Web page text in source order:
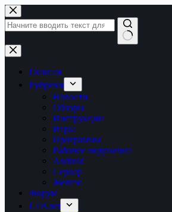
Перейти
к
сути
Ничего
не
найденоГлавная
Рубрики
Новости
Обзоры
Инструкции
Игры
Программы
Рабочее окружение
Android
Сервер
Железо
Форум
LTB.net